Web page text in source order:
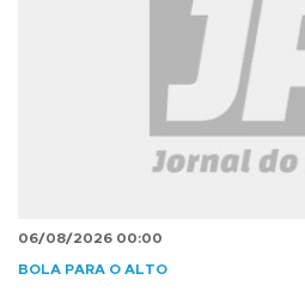
06/08/2026 00:00
BOLA PARA O ALTO